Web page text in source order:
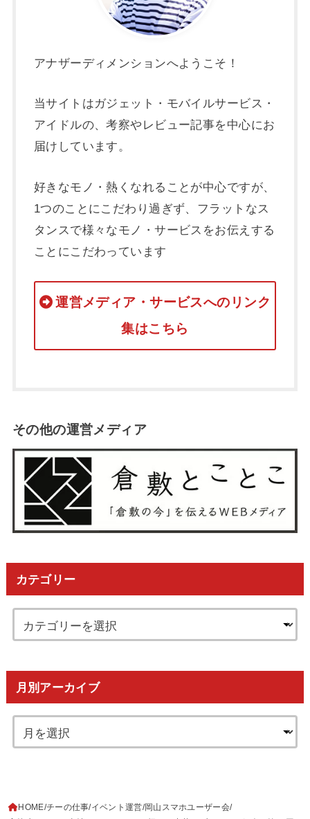
アナザーディメンションへようこそ！
当サイトはガジェット・モバイルサービス・
アイドルの、考察やレビュー記事を中心にお
届けしています。
好きなモノ・熱くなれることが中心ですが、
1つのことにこだわり過ぎず、フラットなス
タンスで様々なモノ・サービスをお伝えする
ことにこだわっています
運営メディア・サービスへのリンク
集はこちら
その他の運営メディア
カテゴリー
月別アーカイブ
HOME チーの仕事 イベント運営 岡山スマホユーザー会